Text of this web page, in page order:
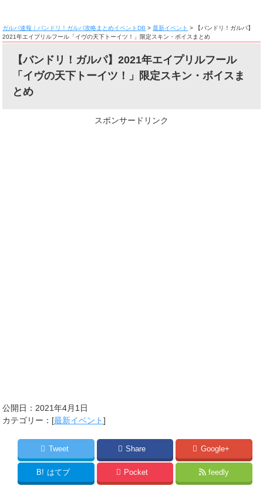
ガルパ速報｜バンドリ！ガルパ攻略まとめイベントDB >最新イベント >
【バンドリ！ガルパ】
2021年エイプリルフール「イヴの天下トーイツ！」限定スキン・ボイスまとめ
【バンドリ！ガルパ】2021年エイプリルフール
「イヴの天下トーイツ！」限定スキン・ボイスま
とめ
スポンサードリンク
公開日： 2021年4月1日
カテゴリー：[最新イベント]
Tweet Share Google+
B! はてブ Pocket feedly